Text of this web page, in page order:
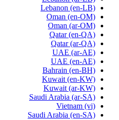
Lebanon (en-LB)
Oman (en-OM)
Oman (ar-OM)
Qatar (en-QA)
Qatar (ar-QA)
UAE (ar-AE)
UAE (en-AE)
Bahrain (en-BH)
Kuwait (en-KW)
Kuwait (ar-KW)
Saudi Arabia (ar-SA)
Vietnam (vi)
Saudi Arabia (en-SA)